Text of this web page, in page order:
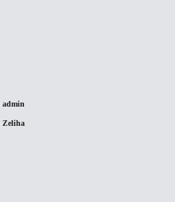
admin
Zeliha